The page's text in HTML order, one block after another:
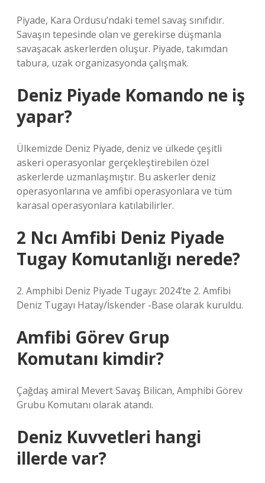
Piyade, Kara Ordusu’ndaki temel savaş sınıfıdır.
Savaşın tepesinde olan ve gerekirse düşmanla
savaşacak askerlerden oluşur. Piyade, takımdan
tabura, uzak organizasyonda çalışmak.
Deniz Piyade Komando ne iş
yapar?
Ülkemizde Deniz Piyade, deniz ve ülkede çeşitli
askeri operasyonlar gerçekleştirebilen özel
askerlerde uzmanlaşmıştır. Bu askerler deniz
operasyonlarına ve amfibi operasyonlara ve tüm
karasal operasyonlara katılabilirler.
2 Ncı Amfibi Deniz Piyade
Tugay Komutanlığı nerede?
2. Amphibi Deniz Piyade Tugayı: 2024’te 2. Amfibi
Deniz Tugayı Hatay/İskender -Base olarak kuruldu.
Amfibi Görev Grup
Komutanı kimdir?
Çağdaş amiral Mevert Savaş Bilican, Amphibi Görev
Grubu Komutanı olarak atandı.
Deniz Kuvvetleri hangi
illerde var?